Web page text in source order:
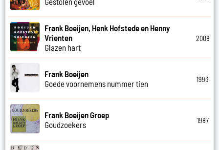
Frank Boeijen, Henk Hofstede en Henny
Vrienten
Glazen hart
2008
Frank Boeijen
Goede voornemens nummer tien
1993
Frank Boeijen Groep
Goudzoekers
1987